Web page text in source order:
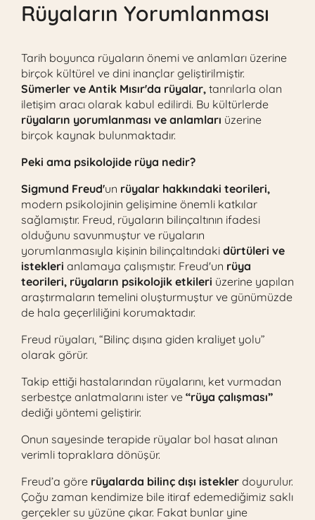
Rüyaların Yorumlanması
Tarih boyunca rüyaların önemi ve anlamları üzerine
birçok kültürel ve dini inançlar geliştirilmiştir.
Sümerler ve Antik Mısır'da rüyalar, tanrılarla olan
iletişim aracı olarak kabul edilirdi. Bu kültürlerde
rüyaların yorumlanması ve anlamları üzerine
birçok kaynak bulunmaktadır.
Peki ama psikolojide rüya nedir?
Sigmund Freud'un rüyalar hakkındaki teorileri,
modern psikolojinin gelişimine önemli katkılar
sağlamıştır. Freud, rüyaların bilinçaltının ifadesi
olduğunu savunmuştur ve rüyaların
yorumlanmasıyla kişinin bilinçaltındaki dürtüleri ve
istekleri anlamaya çalışmıştır. Freud'un rüya
teorileri, rüyaların psikolojik etkileri üzerine yapılan
araştırmaların temelini oluşturmuştur ve günümüzde
de hala geçerliliğini korumaktadır.
Freud rüyaları, “Bilinç dışına giden kraliyet yolu”
olarak görür.
Takip ettiği hastalarından rüyalarını, ket vurmadan
serbestçe anlatmalarını ister ve “rüya çalışması”
dediği yöntemi geliştirir.
Onun sayesinde terapide rüyalar bol hasat alınan
verimli topraklara dönüşür.
Freud’a göre rüyalarda bilinç dışı istekler doyurulur.
Çoğu zaman kendimize bile itiraf edemediğimiz saklı
gerçekler su yüzüne çıkar. Fakat bunlar yine